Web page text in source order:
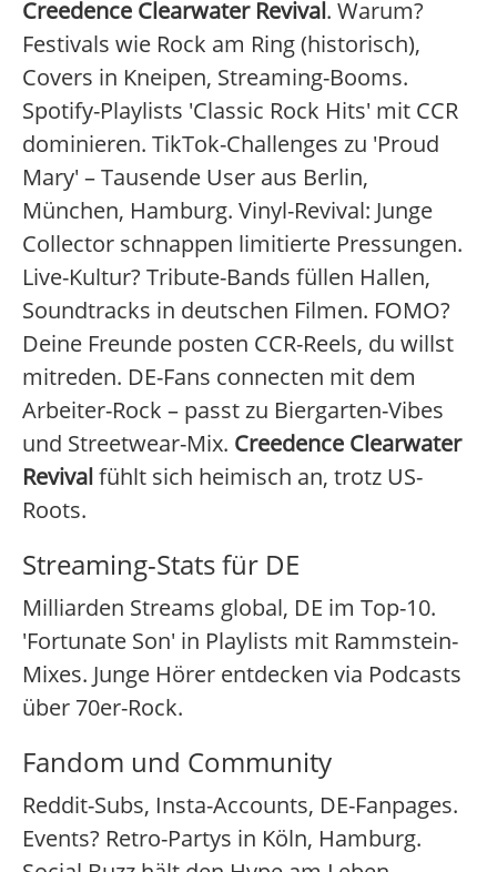
Creedence Clearwater Revival. Warum?
Festivals wie Rock am Ring (historisch),
Covers in Kneipen, Streaming-Booms.
Spotify-Playlists 'Classic Rock Hits' mit CCR
dominieren. TikTok-Challenges zu 'Proud
Mary' – Tausende User aus Berlin,
München, Hamburg. Vinyl-Revival: Junge
Collector schnappen limitierte Pressungen.
Live-Kultur? Tribute-Bands füllen Hallen,
Soundtracks in deutschen Filmen. FOMO?
Deine Freunde posten CCR-Reels, du willst
mitreden. DE-Fans connecten mit dem
Arbeiter-Rock – passt zu Biergarten-Vibes
und Streetwear-Mix. Creedence Clearwater
Revivalfühlt sich heimisch an, trotz US-
Roots.
Streaming-Stats für DE
Milliarden Streams global, DE im Top-10.
'Fortunate Son' in Playlists mit Rammstein-
Mixes. Junge Hörer entdecken via Podcasts
über 70er-Rock.
Fandom und Community
Reddit-Subs, Insta-Accounts, DE-Fanpages.
Events? Retro-Partys in Köln, Hamburg.